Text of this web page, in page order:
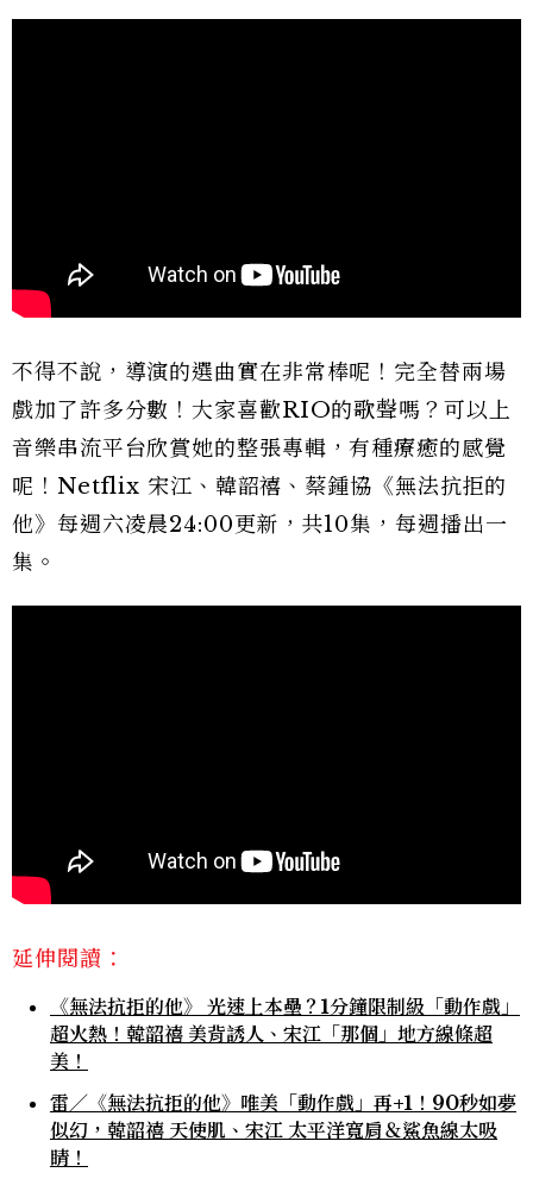
不得不說，導演的選曲實在非常棒呢！完全替兩場
戲加了許多分數！大家喜歡RIO的歌聲嗎？可以上
音樂串流平台欣賞她的整張專輯，有種療癒的感覺
呢！Netflix 宋江、韓韶禧、蔡鍾協《無法抗拒的
他》每週六凌晨24:00更新，共10集，每週播出一
集。
延伸閱讀：
《無法抗拒的他》 光速上本壘？1分鐘限制級「動作戲」
超火熱！韓韶禧 美背誘人、宋江「那個」地方線條超
美！
雷／《無法抗拒的他》唯美「動作戲」再+1！90秒如夢
似幻，韓韶禧 天使肌、宋江 太平洋寬肩＆鯊魚線太吸
睛！